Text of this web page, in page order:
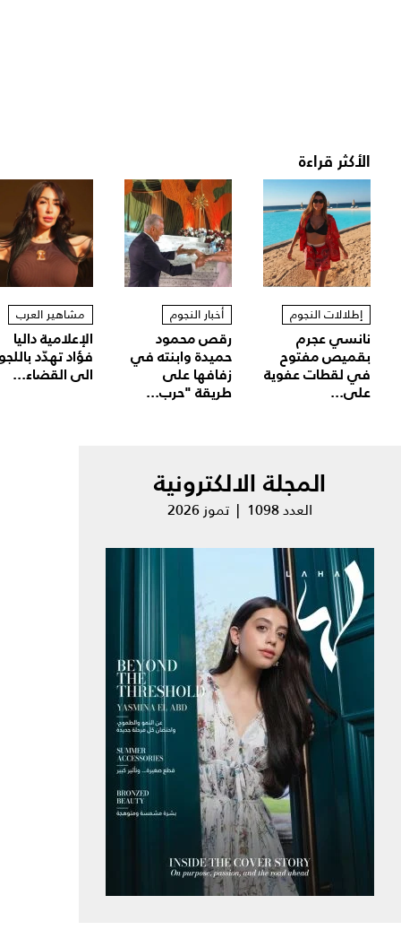
الأكثر قراءة
إطلالات النجوم
نانسي عجرم
بقميص مفتوح
في لقطات عفوية
على...
أخبار النجوم
رقص محمود
حميدة وابنته في
زفافها على
طريقة "حرب...
مشاهير العرب
الإعلامية داليا
فؤاد تهدّد
الى القضاء...
المجلة الالكترونية
العدد 1098 | تموز 2026